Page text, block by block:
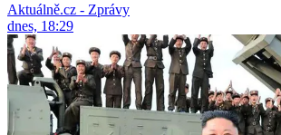
Aktuálně.cz - Zprávy
dnes, 18:29